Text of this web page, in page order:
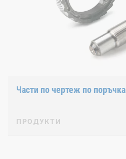
Части по чертеж по поръчка
ПРОДУКТИ